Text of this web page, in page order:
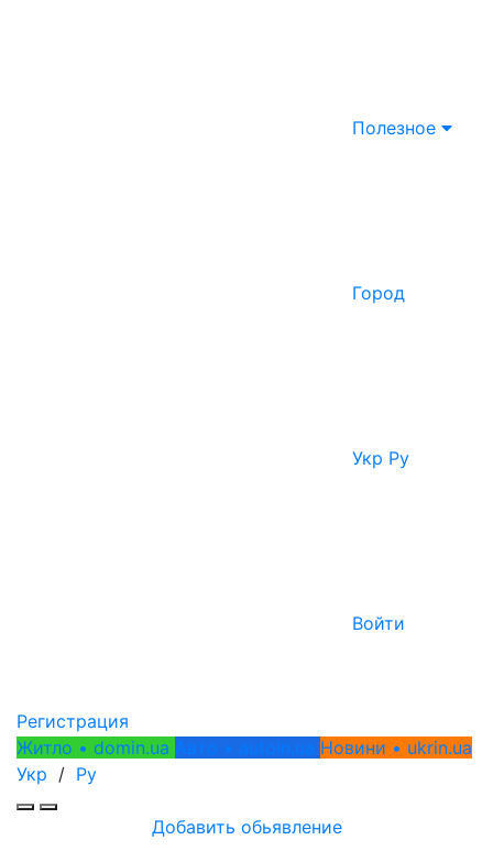
Полезное
Город
Укр Ру
Войти
Регистрация
Житло • domin.ua Авто • autoin.ua Новини • ukrin.ua
Укр / Ру
Добавить обьявление